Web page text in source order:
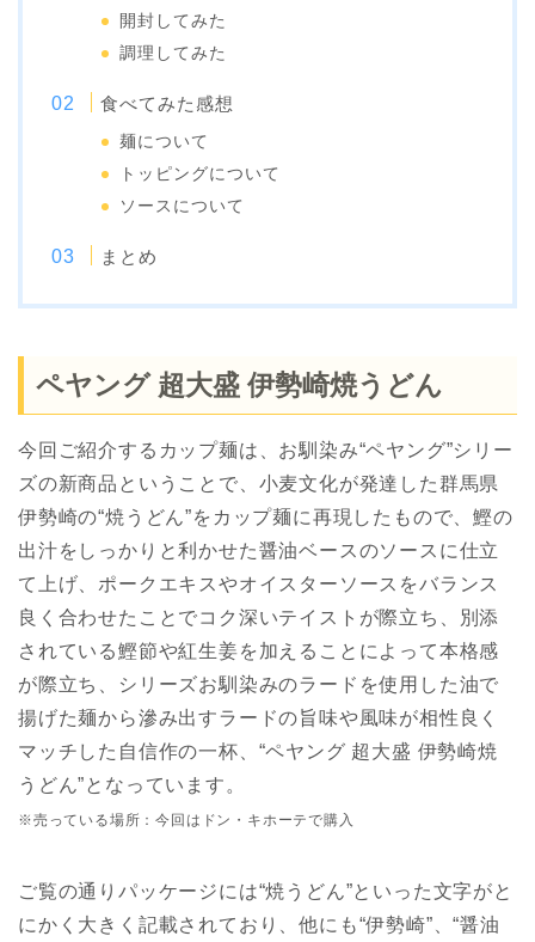
開封してみた
調理してみた
食べてみた感想
麺について
トッピングについて
ソースについて
まとめ
ペヤング 超大盛 伊勢崎焼うどん
今回ご紹介するカップ麺は、お馴染み“ペヤング”シリー
ズの新商品ということで、小麦文化が発達した群馬県
伊勢崎の“焼うどん”をカップ麺に再現したもので、鰹の
出汁をしっかりと利かせた醤油ベースのソースに仕立
て上げ、ポークエキスやオイスターソースをバランス
良く合わせたことでコク深いテイストが際立ち、別添
されている鰹節や紅生姜を加えることによって本格感
が際立ち、シリーズお馴染みのラードを使用した油で
揚げた麺から滲み出すラードの旨味や風味が相性良く
マッチした自信作の一杯、“ペヤング 超大盛 伊勢崎焼
うどん”となっています。
※売っている場所：今回はドン・キホーテで購入
ご覧の通りパッケージには“焼うどん”といった文字がと
にかく大きく記載されており、他にも“伊勢崎”、“醤油